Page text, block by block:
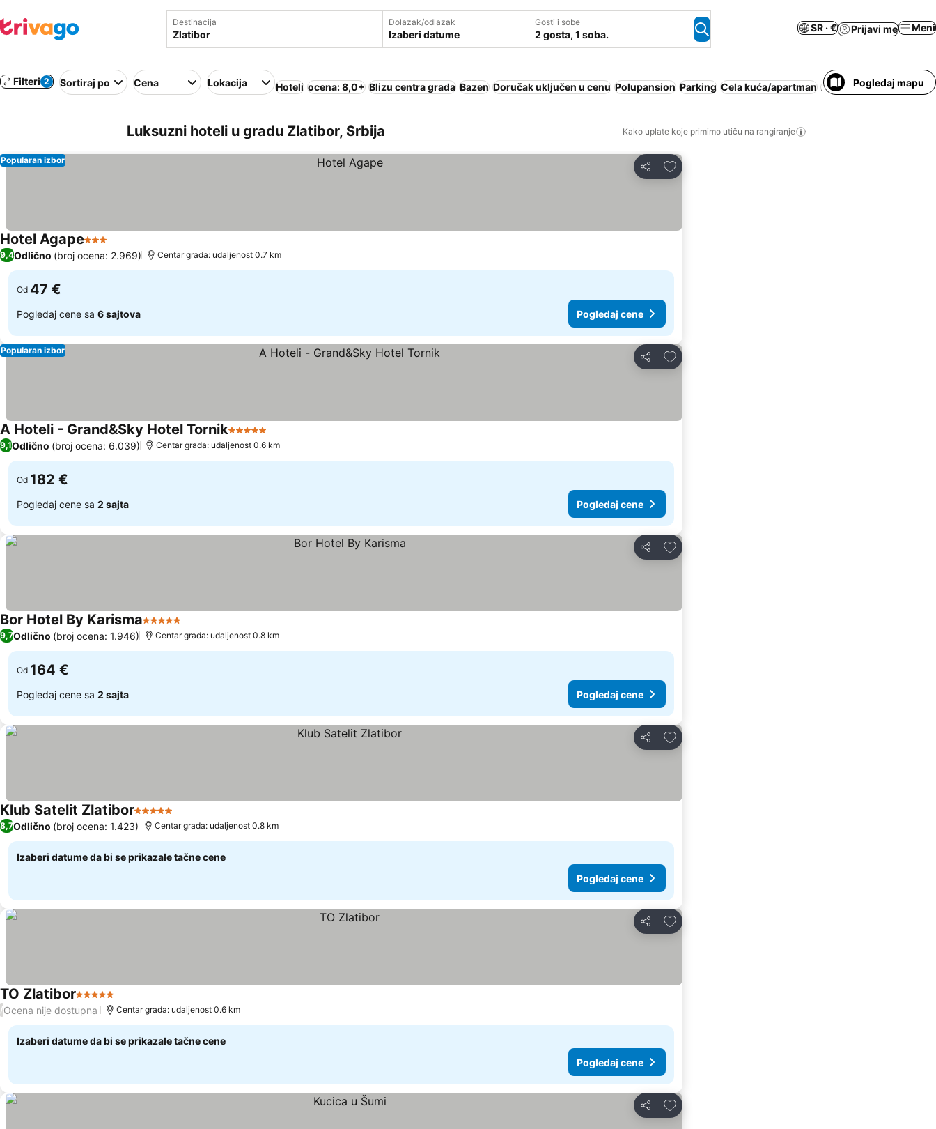
Destinacija Dolazak/odlazak
Izaberi datume
Gosti i sobe
2 gosta, 1 soba.
SR · € Prijavi me Meni
Filteri 2 Sortiraj po Cena Lokacija Hoteli ocena: 8,0+ Blizu centra grada Bazen Doručak uključen u cenu Polupansion Parking Cela kuća/apartman Apart hotel Wi-Fi Spa
Pogledaj mapu
Luksuzni hoteli u gradu Zlatibor, Srbija Kako uplate koje primimo utiču na rangiranje
Deli
Dodati u favorite
Popularan izbor
Hotel Agape3 ZvezdicePogledaj cene
9,4Odlično (broj ocena: 2.969) Centar grada: udaljenost 0.7 km
Od 47 €
Pogledaj cene sa 6 sajtova Pogledaj cene
Deli
Dodati u favorite
Popularan izbor
A Hoteli - Grand&Sky Hotel Tornik5 Zvezdice
9,1Odlično (broj ocena: 6.039) Centar grada: udaljenost 0.6 km
Od 182 €
Pogledaj cene sa 2 sajta Pogledaj cene
Deli
Dodati u favorite
Bor Hotel By Karisma5 Zvezdice
9,7Odlično (broj ocena: 1.946) Centar grada: udaljenost 0.8 km
Od 164 €
Pogledaj cene sa 2 sajta Pogledaj cene
Deli
Dodati u favorite
Klub Satelit Zlatibor5 Zvezdice
8,7Odlično (broj ocena: 1.423) Centar grada: udaljenost 0.8 km
Izaberi datume da bi se prikazale tačne cene
Pogledaj cene
Deli
Dodati u favorite
TO Zlatibor5 Zvezdice
/Ocena nije dostupna Centar grada: udaljenost 0.6 km
Izaberi datume da bi se prikazale tačne cene
Pogledaj cene
Deli
Dodati u favorite